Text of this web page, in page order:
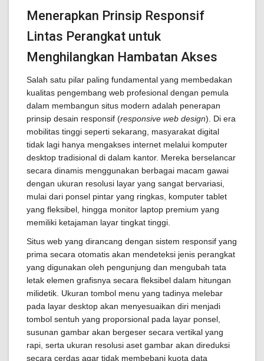
Menerapkan Prinsip Responsif
Lintas Perangkat untuk
Menghilangkan Hambatan Akses
Salah satu pilar paling fundamental yang membedakan
kualitas pengembang web profesional dengan pemula
dalam membangun situs modern adalah penerapan
prinsip desain responsif (responsive web design). Di era
mobilitas tinggi seperti sekarang, masyarakat digital
tidak lagi hanya mengakses internet melalui komputer
desktop tradisional di dalam kantor. Mereka berselancar
secara dinamis menggunakan berbagai macam gawai
dengan ukuran resolusi layar yang sangat bervariasi,
mulai dari ponsel pintar yang ringkas, komputer tablet
yang fleksibel, hingga monitor laptop premium yang
memiliki ketajaman layar tingkat tinggi.
Situs web yang dirancang dengan sistem responsif yang
prima secara otomatis akan mendeteksi jenis perangkat
yang digunakan oleh pengunjung dan mengubah tata
letak elemen grafisnya secara fleksibel dalam hitungan
milidetik. Ukuran tombol menu yang tadinya melebar
pada layar desktop akan menyesuaikan diri menjadi
tombol sentuh yang proporsional pada layar ponsel,
susunan gambar akan bergeser secara vertikal yang
rapi, serta ukuran resolusi aset gambar akan direduksi
secara cerdas agar tidak membebani kuota data